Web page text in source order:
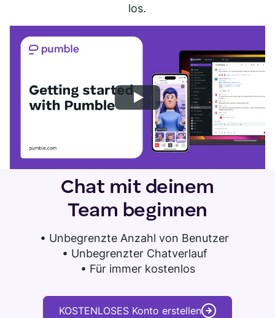
los.
Chat mit deinem
Team beginnen
• Unbegrenzte Anzahl von Benutzer
• Unbegrenzter Chatverlauf
• Für immer kostenlos
KOSTENLOSES Konto erstellen